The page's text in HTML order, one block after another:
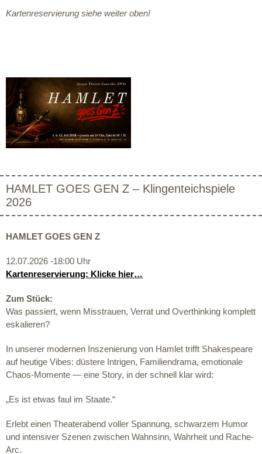
Kartenreservierung siehe weiter oben!
HAMLET GOES GEN Z – Klingenteichspiele
2026
HAMLET GOES GEN Z
12.07.2026 -18:00 Uhr
Kartenreservierung: Klicke hier…
Zum Stück:
Was passiert, wenn Misstrauen, Verrat und Overthinking komplett
eskalieren?
In unserer modernen Inszenierung von Hamlet trifft Shakespeare
auf heutige Vibes: düstere Intrigen, Familiendrama, emotionale
Chaos-Momente — eine Story, in der schnell klar wird:
„Es ist etwas faul im Staate.“
Erlebt einen Theaterabend voller Spannung, schwarzem Humor
und intensiver Szenen zwischen Wahnsinn, Wahrheit und Rache-
Arc.